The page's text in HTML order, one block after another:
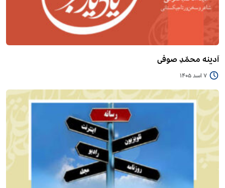
آدینه محمّدِ صوفی
7 اسد 1405